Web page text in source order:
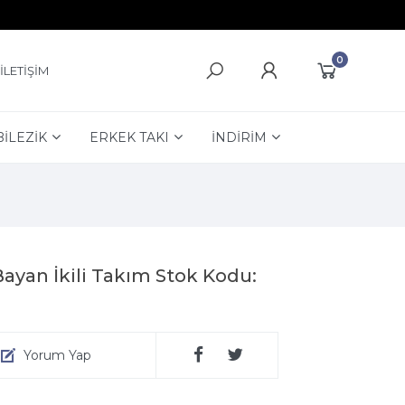
İLETİŞİM
0
ERKEK TAKI İNDİRİM
İkili Takım Stok Kodu:
Yorum Yap